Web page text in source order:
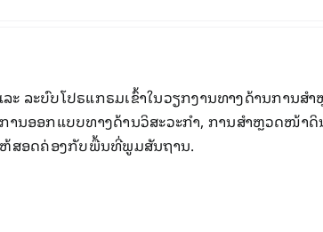
ລະ​ບົບ​ໂປຣ​ແກຣມ​ເຂົ້າ​ໃນ​ວຽກ​ງານທາງດ້ານ​ການ​
ອອກ​ແບບ​ທາງດ້ານວິ​ສະ​ວະ​ກຳ, ການ​ສຳ​ຫຼວດ​ໜ້າ​ດິ
ຫ້​ສອດ​ຄ່ອງ​ກັບ​ພື້ນ​ທີ່​ພູມ​ສັນ​ຖານ.